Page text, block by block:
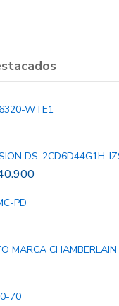
WTE1
DS-2CD6D44G1H-
PD
MARCA
70